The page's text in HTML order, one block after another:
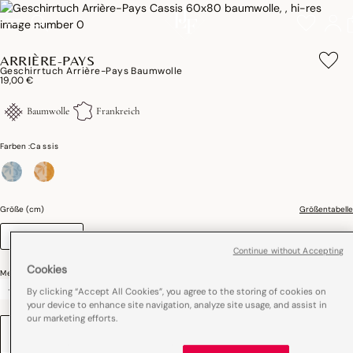
ARRIÈRE-PAYS
Geschirrtuch Arrière-Pays Baumwolle
19,00 €
Baumwolle Frankreich
Farben :Cassis
Größe (cm) Größentabelle
60 x 80
Menge
-
+
Cookies
By clicking “Accept All Cookies”, you agree to the storing of cookies on
your device to enhance site navigation, analyze site usage, and assist in
our marketing efforts.
Continue without Accepting